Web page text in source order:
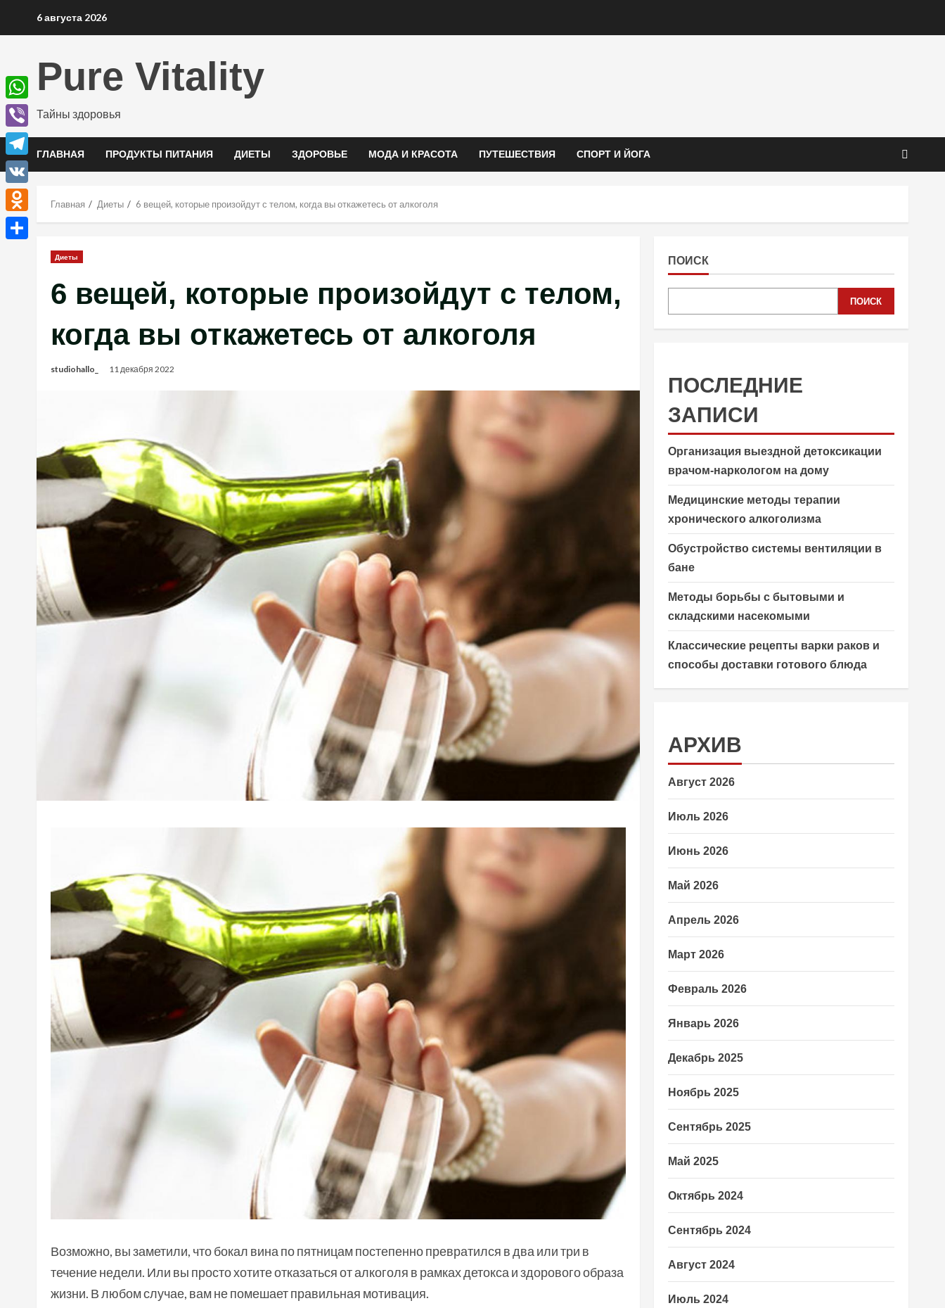
6 августа 2026
Pure Vitality
Тайны здоровья
ГЛАВНАЯ ПРОДУКТЫ ПИТАНИЯ ДИЕТЫ ЗДОРОВЬЕ МОДА И КРАСОТА ПУТЕШЕСТВИЯ СПОРТ И ЙОГА
Главная Диеты 6 вещей, которые произойдут с телом, когда вы откажетесь от алкоголя
Диеты
6 вещей, которые произойдут с телом,
когда вы откажетесь от алкоголя
studiohallo_ 11 декабря 2022
Возможно, вы заметили, что бокал вина по пятницам постепенно превратился в два или три в
течение недели. Или вы просто хотите отказаться от алкоголя в рамках детокса и здорового образа
жизни. В любом случае, вам не помешает правильная мотивация.
ПОИСК
ПОИСК
ПОСЛЕДНИЕ
ЗАПИСИ
Организация выездной детоксикации
врачом-наркологом на дому
Медицинские методы терапии
хронического алкоголизма
Обустройство системы вентиляции в
бане
Методы борьбы с бытовыми и
складскими насекомыми
Классические рецепты варки раков и
способы доставки готового блюда
АРХИВ
Август 2026
Июль 2026
Июнь 2026
Май 2026
Апрель 2026
Март 2026
Февраль 2026
Январь 2026
Декабрь 2025
Ноябрь 2025
Сентябрь 2025
Май 2025
Октябрь 2024
Сентябрь 2024
Август 2024
Июль 2024
WhatsApp
Viber
Telegram
VK
Odnoklassniki
Отправить